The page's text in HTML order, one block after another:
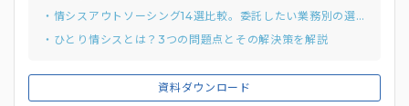
資料ダウンロード
・情シスアウトソーシング14選比較。委託したい業務別の選び方と費用相場
・ひとり情シスとは？3つの問題点とその解決策を解説